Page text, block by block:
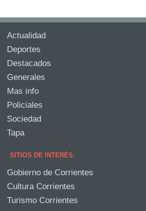
Actualidad
Deportes
Destacados
Generales
Mas info
Policiales
Sociedad
Tapa
SITIOS DE INTERÉS:
Gobierno de Corrientes
Cultura Corrientes
Turismo Corrientes